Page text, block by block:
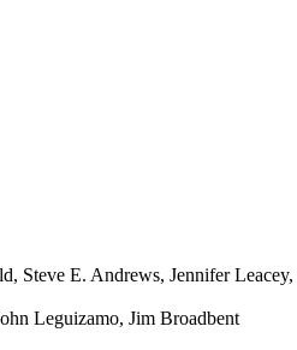
, Steve E. Andrews, Jennifer Leacey,
Leguizamo, Jim Broadbent